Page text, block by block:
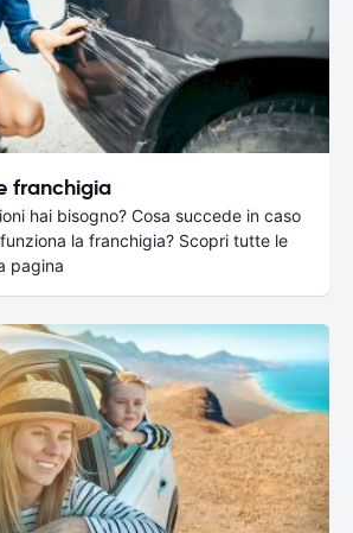
franchigia
hai bisogno? Cosa succede in caso
la franchigia? Scopri tutte le
pagina